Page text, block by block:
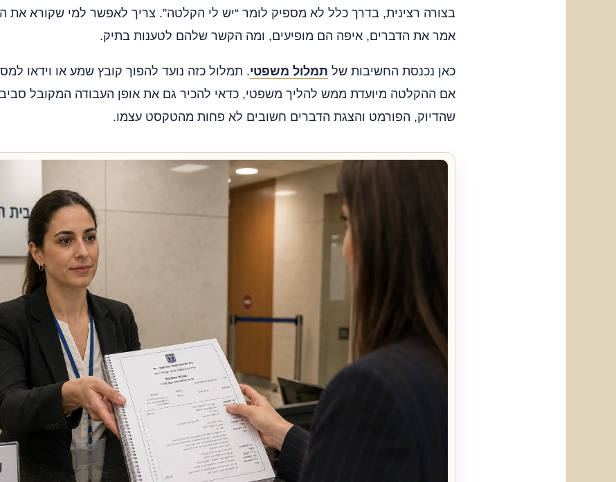
בצורה רצינית, בדרך כלל לא מספיק לומר “יש לי הקלטה”. צריך לאפשר למי שקורא את
אמר את הדברים, איפה הם מופיעים, ומה הקשר שלהם לטענות בתיק.
כאן נכנסת החשיבות של תמלול משפטי. תמלול כזה נועד להפוך קובץ שמע או וידאו
אם ההקלטה מיועדת ממש להליך משפטי, כדאי להכיר גם את אופן העבודה המקובל סביב
שהדיוק, הפורמט והצגת הדברים חשובים לא פחות מהטקסט עצמו.